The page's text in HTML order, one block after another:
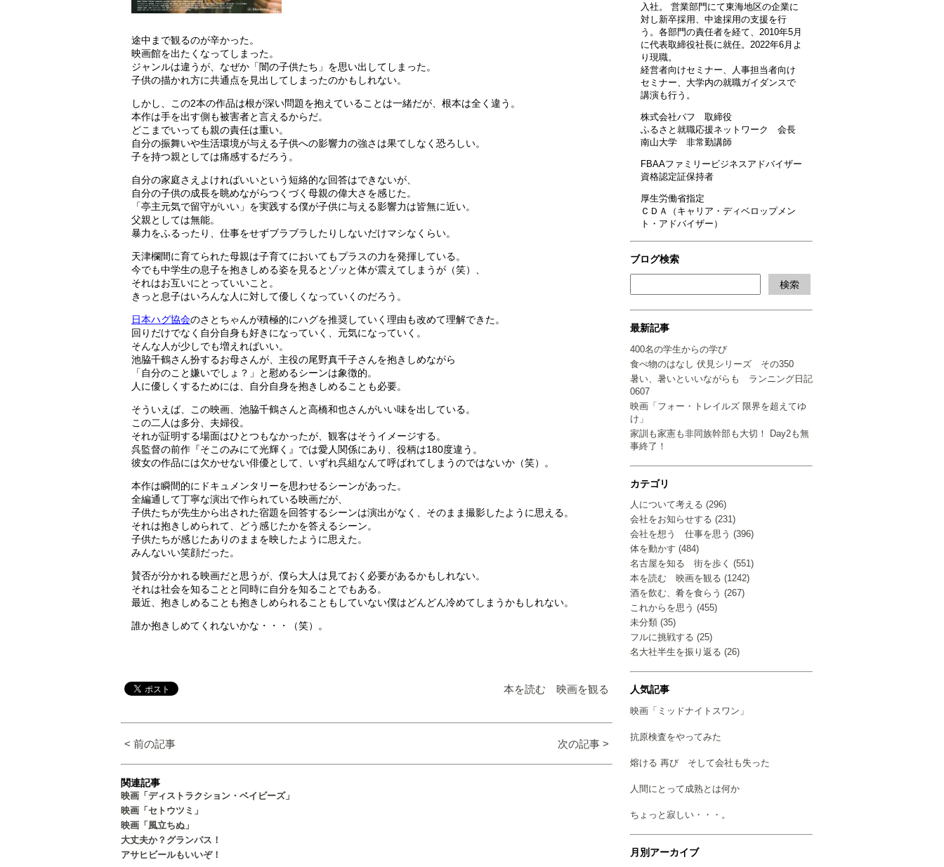
入社。 営業部門にて東海地区の企業に
対し新卒採用、中途採用の支援を行
う。各部門の責任者を経て、2010年5月
に代表取締役社長に就任。2022年6月よ
り現職。
経営者向けセミナー、人事担当者向け
セミナー、大学内の就職ガイダンスで
講演も行う。
株式会社パフ 取締役
ふるさと就職応援ネットワーク 会長
南山大学 非常勤講師
FBAAファミリービジネスアドバイザー
資格認定証保持者
厚生労働省指定
ＣＤＡ（キャリア・ディベロップメン
ト・アドバイザー）
ブログ検索
最新記事
400名の学生からの学び
食べ物のはなし 伏見シリーズ その350
暑い、暑いといいながらも ランニング日記
0607
映画「フォー・トレイルズ 限界を超えてゆ
け」
家訓も家憲も非同族幹部も大切！ Day2も無
事終了！
カテゴリ
人について考える (296)
会社をお知らせする (231)
会社を想う 仕事を思う (396)
体を動かす (484)
名古屋を知る 街を歩く (551)
本を読む 映画を観る (1242)
酒を飲む、肴を食らう (267)
これからを思う (455)
未分類 (35)
フルに挑戦する (25)
名大社半生を振り返る (26)
人気記事
映画「ミッドナイトスワン」
抗原検査をやってみた
熔ける 再び そして会社も失った
人間にとって成熟とは何か
ちょっと寂しい・・・。
月別アーカイブ
途中まで観るのが辛かった。
映画館を出たくなってしまった。
ジャンルは違うが、なぜか「闇の子供たち」を思い出してしまった。
子供の描かれ方に共通点を見出してしまったのかもしれない。
しかし、この2本の作品は根が深い問題を抱えていることは一緒だが、根本は全く違う。
本作は手を出す側も被害者と言えるからだ。
どこまでいっても親の責任は重い。
自分の振舞いや生活環境が与える子供への影響力の強さは果てしなく恐ろしい。
子を持つ親としては痛感するだろう。
自分の家庭さえよければいいという短絡的な回答はできないが、
自分の子供の成長を眺めながらつくづく母親の偉大さを感じた。
「亭主元気で留守がいい」を実践する僕が子供に与える影響力は皆無に近い。
父親としては無能。
暴力をふるったり、仕事をせずブラブラしたりしないだけマシなくらい。
天津欄間に育てられた母親は子育てにおいてもプラスの力を発揮している。
今でも中学生の息子を抱きしめる姿を見るとゾッと体が震えてしまうが（笑）、
それはお互いにとっていいこと。
きっと息子はいろんな人に対して優しくなっていくのだろう。
日本ハグ協会のさとちゃんが積極的にハグを推奨していく理由も改めて理解できた。
回りだけでなく自分自身も好きになっていく、元気になっていく。
そんな人が少しでも増えればいい。
池脇千鶴さん扮するお母さんが、主役の尾野真千子さんを抱きしめながら
「自分のこと嫌いでしょ？」と慰めるシーンは象徴的。
人に優しくするためには、自分自身を抱きしめることも必要。
そういえば、この映画、池脇千鶴さんと高橋和也さんがいい味を出している。
この二人は多分、夫婦役。
それが証明する場面はひとつもなかったが、観客はそうイメージする。
呉監督の前作『そこのみにて光輝く』では愛人関係にあり、役柄は180度違う。
彼女の作品には欠かせない俳優として、いずれ呉組なんて呼ばれてしまうのではないか（笑）。
本作は瞬間的にドキュメンタリーを思わせるシーンがあった。
全編通して丁寧な演出で作られている映画だが、
子供たちが先生から出された宿題を回答するシーンは演出がなく、そのまま撮影したように思える。
それは抱きしめられて、どう感じたかを答えるシーン。
子供たちが感じたありのままを映したように思えた。
みんないい笑顔だった。
賛否が分かれる映画だと思うが、僕ら大人は見ておく必要があるかもしれない。
それは社会を知ることと同時に自分を知ることでもある。
最近、抱きしめることも抱きしめられることもしていない僕はどんどん冷めてしまうかもしれない。
誰か抱きしめてくれないかな・・・（笑）。
本を読む 映画を観る
< 前の記事 次の記事 >
関連記事
映画「ディストラクション・ベイビーズ」
映画「セトウツミ」
映画「風立ちぬ」
大丈夫か？グランパス！
アサヒビールもいいぞ！